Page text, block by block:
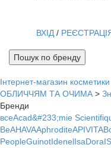
ВХІД /
Пошук по бренду
Інтернет-магазин косметики
ОБЛИЧЧЯМ ТА ОЧИМА >
Бренди
всеAcad&#233;mie
BeAHAVAAphroditeAPIVITA
PeopleGuinotIdenelIsaDora